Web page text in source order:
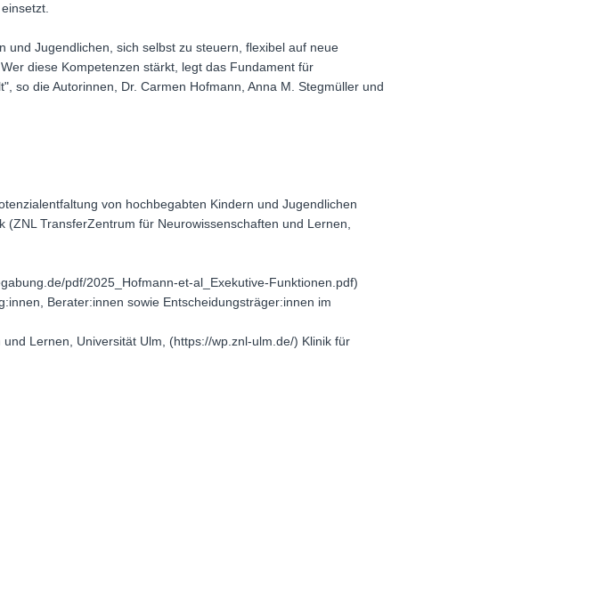
und Jugendlichen, sich selbst zu steuern, flexibel auf neue
diese Kompetenzen stärkt, legt das Fundament für
so die Autorinnen, Dr. Carmen Hofmann, Anna M. Stegmüller und
von hochbegabten Kindern und Jugendlichen
(ZNL TransferZentrum für Neurowissenschaften und Lernen,
pdf/2025_Hofmann-et-al_Exekutive-Funktionen.pdf)
Berater:innen sowie Entscheidungsträger:innen im
Lernen, Universität Ulm, (https://wp.znl-ulm.de/) Klinik für